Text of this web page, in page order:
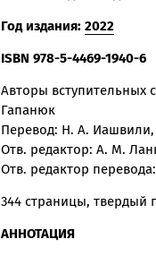
Год издания: 2022
ISBN 978-5-4469-1940-6
Авторы вступительных
Гапанюк
Перевод: Н. А.
Отв. редактор: А. М.
Отв. редактор
344 страницы, твердый
АННОТАЦИЯ